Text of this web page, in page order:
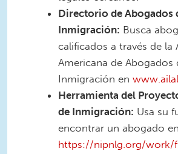
Directorio de Abogados
Inmigración: Busca
calificados a través de la
Americana de Abogados
Inmigración en
Herramienta del
de Inmigración: Usa su
encontrar un abogado en
https://nipnlg.org/work/